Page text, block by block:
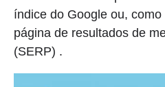
índice do Google ou,
página de resultados de
(SERP) .